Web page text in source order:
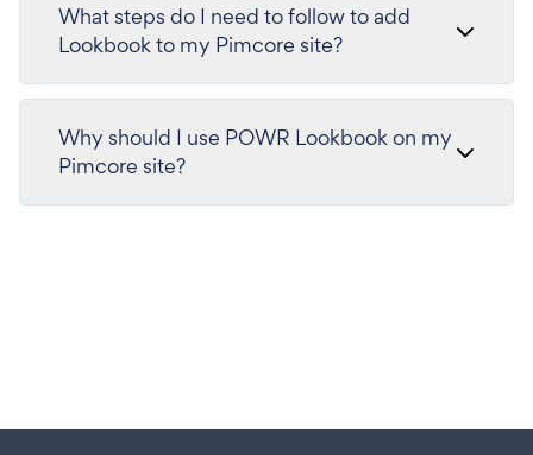
What steps do I need to follow to add
Lookbook to my Pimcore site?
Why should I use POWR Lookbook on my
Pimcore site?